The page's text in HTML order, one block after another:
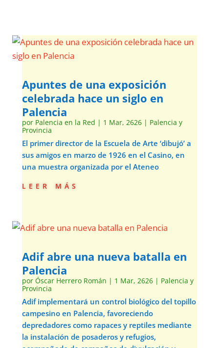
Apuntes de una exposición
celebrada hace un siglo en
Palencia
por Palencia en la Red | 1 Mar, 2626| Palencia y
Provincia
El primer director de la Escuela de Arte ‘dibujó’ a
sus amigos en marzo de 1926 en el Casino, en
una muestra organizada por el Ateneo
leer más
Adif abre una nueva batalla en
Palencia
por Óscar Herrero Román | 1 Mar, 2626| Palencia y
Provincia
Adif implementará un control biológico del topillo
campesino en Palencia, favoreciendo
depredadores como rapaces y reptiles mediante
la instalación de posaderos y refugios,